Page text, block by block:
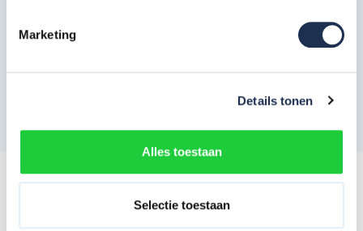
Marketing
Details tonen
Alles toestaan
Selectie toestaan
Vraag nu direct een offerte aan
Aanmelden nieuwsbrief
Blijf op de hoogte met onze maandelijkse nieuwsbrief